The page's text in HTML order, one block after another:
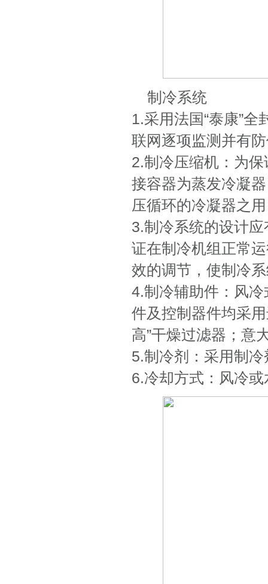
制冷系统
1.采用法国“泰康”
联网逐项监测并有
2.制冷压缩机：为
接容器为蒸发冷凝
压循环的冷凝器之用
3.制冷系统的设计
证在制冷机组正常
效的调节，使制冷
4.制冷辅助件：风
件及控制器件均采
高”干燥过滤器；意
5.制冷剂：采用制
6.冷却方式：风冷